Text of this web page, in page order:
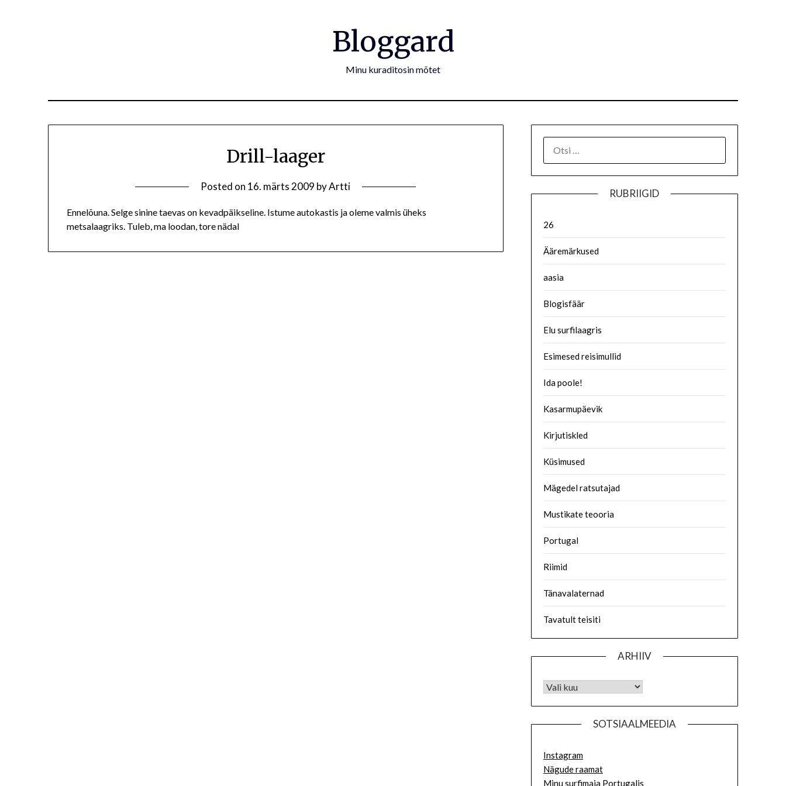
Bloggard
Minu kuraditosin mõtet
Drill-laager
Posted on 16. märts 2009 byArtti
Ennelõuna. Selge sinine taevas on kevadpäikseline. Istume autokastis ja oleme valmis üheks
metsalaagriks. Tuleb, ma loodan, tore nädal
RUBRIIGID
26
Ääremärkused
aasia
Blogisfäär
Elu surfilaagris
Esimesed reisimullid
Ida poole!
Kasarmupäevik
Kirjutiskled
Küsimused
Mägedel ratsutajad
Mustikate teooria
Portugal
Riimid
Tänavalaternad
Tavatult teisiti
ARHIIV
SOTSIAALMEEDIA
Instagram
Nägude raamat
Minu surfimaja Portugalis